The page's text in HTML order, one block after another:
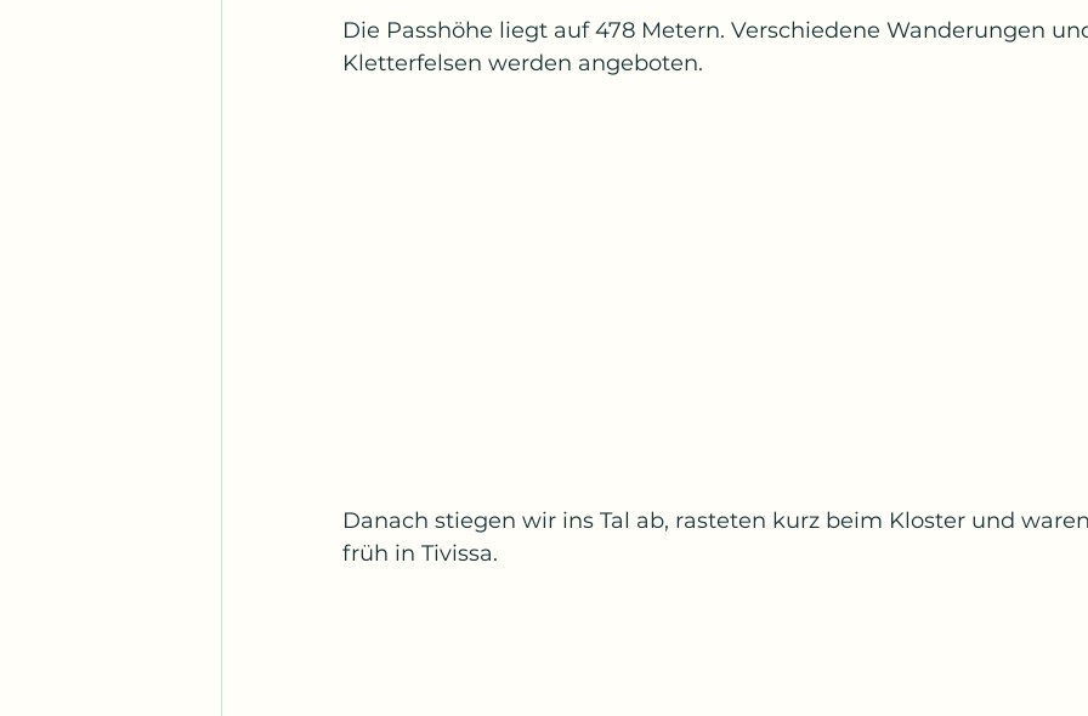
Die Passhöhe liegt auf 478 Metern. Verschiedene Wanderungen
Kletterfelsen werden angeboten.
Danach stiegen wir ins Tal ab, rasteten kurz beim Kloster und
früh in Tivissa.